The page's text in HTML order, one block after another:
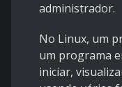
administrador.
No Linux, um
um programa
iniciar,